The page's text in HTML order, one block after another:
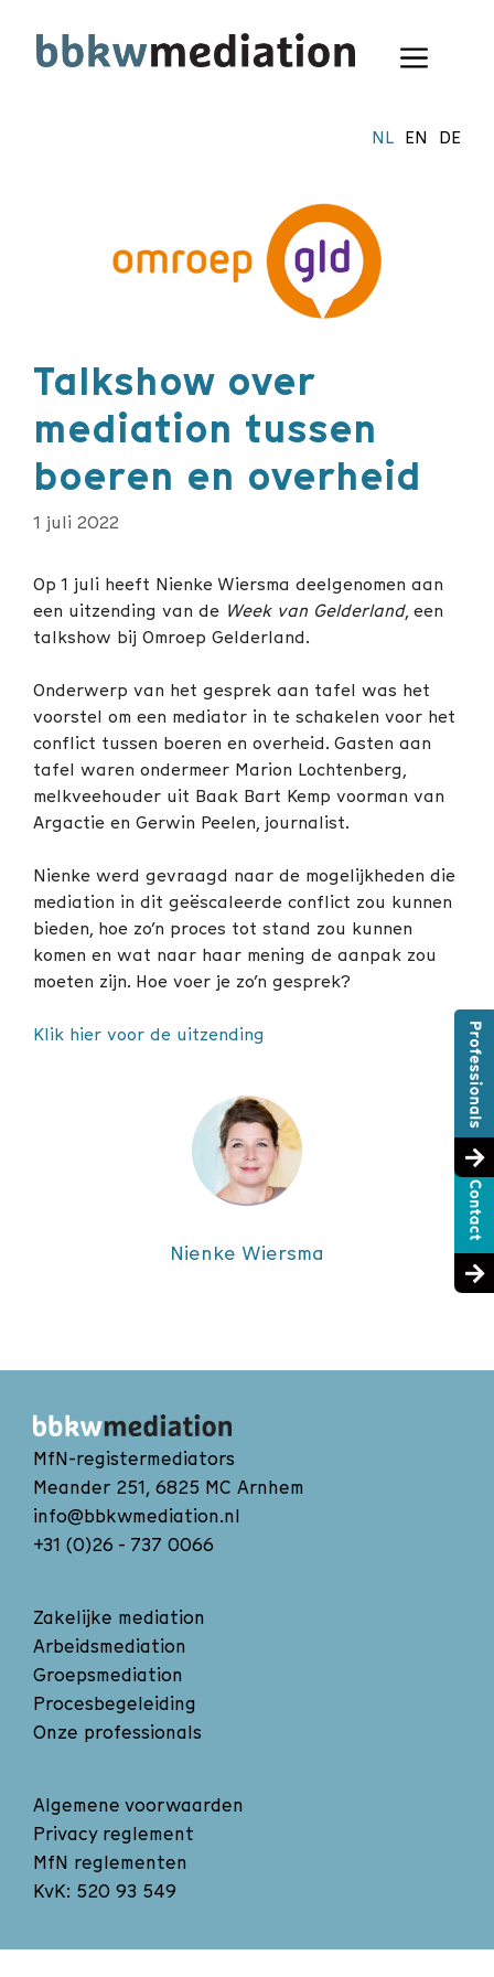
naar
NL EN DE
Menu
Talkshow over
mediation tussen
boeren en overheid
1 juli 2022
Op 1 juli heeft Nienke Wiersma deelgenomen aan
een uitzending van de Week van Gelderland, een
talkshow bij Omroep Gelderland.
Onderwerp van het gesprek aan tafel was het
voorstel om een mediator in te schakelen voor het
conflict tussen boeren en overheid. Gasten aan
tafel waren ondermeer Marion Lochtenberg,
melkveehouder uit Baak Bart Kemp voorman van
Argactie en Gerwin Peelen, journalist.
Nienke werd gevraagd naar de mogelijkheden die
mediation in dit geëscaleerde conflict zou kunnen
bieden, hoe zo’n proces tot stand zou kunnen
komen en wat naar haar mening de aanpak zou
moeten zijn. Hoe voer je zo’n gesprek?
Klik hier voor de uitzending
Nienke Wiersma
MfN-registermediators
Meander 251, 6825 MC Arnhem
info@bbkwmediation.nl
+31 (0)26 - 737 0066
Zakelijke mediation
Arbeidsmediation
Groepsmediation
Procesbegeleiding
Onze professionals
Algemene voorwaarden
Privacy reglement
MfN reglementen
KvK: 520 93 549